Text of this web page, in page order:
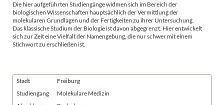
Die hier aufgeführten Studiengänge widmen sich im Bereich der
biologischen Wissenschaften hauptsächlich der Vermittlung der
molekularen Grundlagen und der Fertigkeiten zu ihrer Untersuchung.
Das klassische Studium der Biologie ist davon abgegrenzt. Hier entwickelt
sich zur Zeit eine Vielfalt der Namengebung, die nur schwer mit einem
Stichwort zu erschließen ist.
Stadt
Freiburg
Studiengang
Molekulare Medizin